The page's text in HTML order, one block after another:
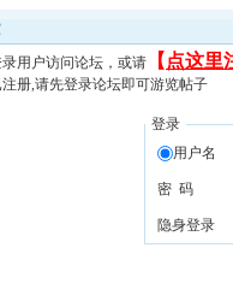
用户访问论坛，或请 【 点这里
册,请先登录论坛即可游览帖子
登录
用户名
密 码
隐身登录